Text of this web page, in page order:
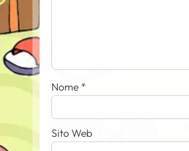
Nome *
Sito Web